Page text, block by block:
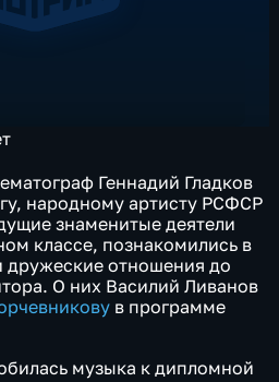
Геннадий Гладков
народному артисту РСФСР
знаменитые деятели
классе, познакомились в
дружеские отношения до
О них Василий Ливанов
в программе
музыка к дипломной